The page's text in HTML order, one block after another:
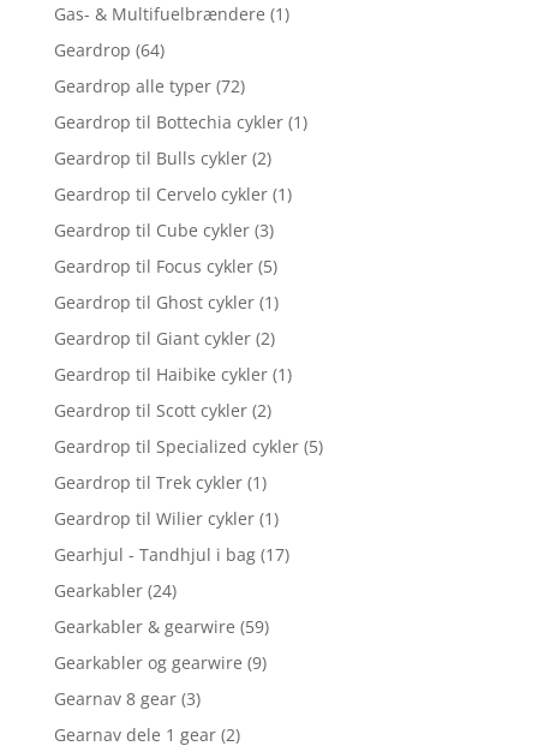
Gas- & Multifuelbrændere (1)
Geardrop (64)
Geardrop alle typer (72)
Geardrop til Bottechia cykler (1)
Geardrop til Bulls cykler (2)
Geardrop til Cervelo cykler (1)
Geardrop til Cube cykler (3)
Geardrop til Focus cykler (5)
Geardrop til Ghost cykler (1)
Geardrop til Giant cykler (2)
Geardrop til Haibike cykler (1)
Geardrop til Scott cykler (2)
Geardrop til Specialized cykler (5)
Geardrop til Trek cykler (1)
Geardrop til Wilier cykler (1)
Gearhjul - Tandhjul i bag (17)
Gearkabler (24)
Gearkabler & gearwire (59)
Gearkabler og gearwire (9)
Gearnav 8 gear (3)
Gearnav dele 1 gear (2)